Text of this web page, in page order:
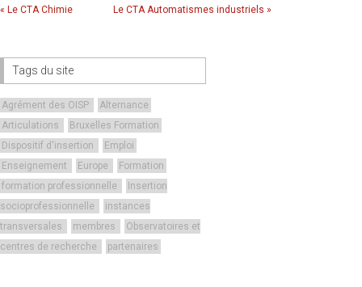
« Le CTA Chimie Le CTA Automatismes industriels »
Tags du site
Agrément des OISP
Alternance
Articulations
Bruxelles Formation
Dispositif d'insertion
Emploi
Enseignement
Europe
Formation
formation professionnelle
Insertion
socioprofessionnelle
instances
transversales
membres
Observatoires et
centres de recherche
partenaires